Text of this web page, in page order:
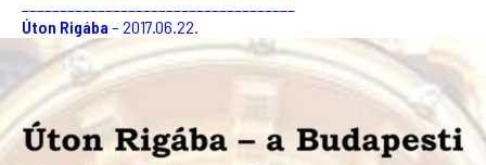
Úton Rigába – 2017.06.22.